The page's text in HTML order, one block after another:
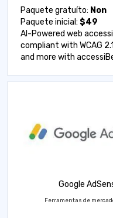
Paquete gratuíto: Non
Paquete inicial: $49
AI-Powered web
compliant with WCAG
and more with
Google
Ferramentas de